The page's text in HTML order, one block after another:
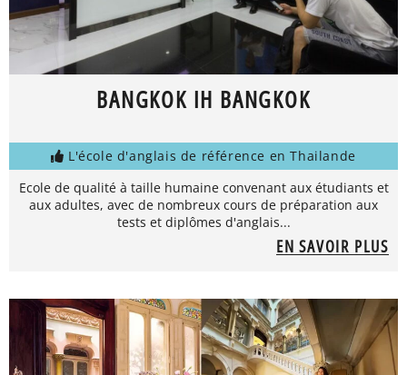
BANGKOK IH BANGKOK
L'école d'anglais de référence en Thailande
Ecole de qualité à taille humaine convenant aux étudiants et
aux adultes, avec de nombreux cours de préparation aux
tests et diplômes d'anglais...
EN SAVOIR PLUS